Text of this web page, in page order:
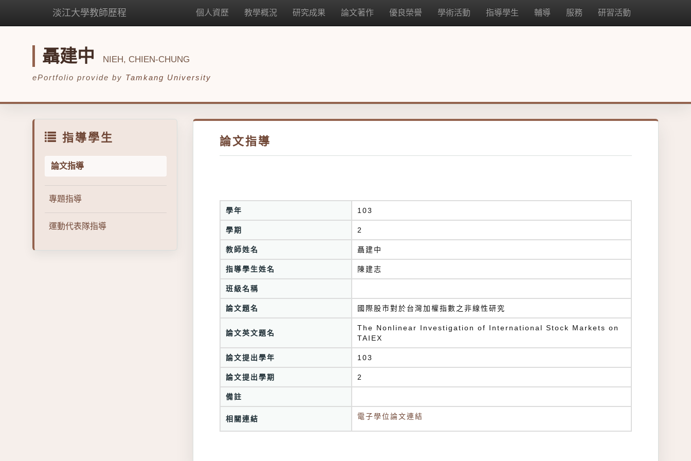
淡江大學教師歷程 個人資歷 教學概況 研究成果 論文著作 優良榮譽 學術活動 指導學生 輔導 服務 研習活動
聶建中 NIEH, CHIEN-CHUNG
ePortfolio provide by Tamkang University
指導學生
論文指導
專題指導
運動代表隊指導
論文指導
學年 103
學期 2
教師姓名 聶建中
指導學生姓名 陳建志
班級名稱
論文題名 國際股市對於台灣加權指數之非線性研究
論文英文題名
The Nonlinear Investigation of International Stock Markets on
TAIEX
論文提出學年 103
論文提出學期 2
備註
相關連結 電子學位論文連結